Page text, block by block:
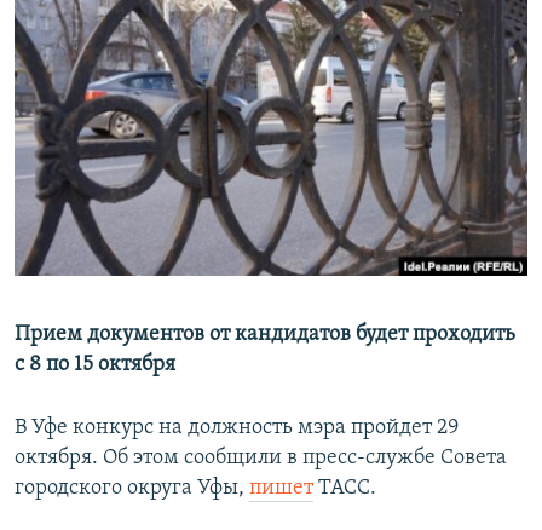
поиску
КАВКАЗ.РЕАЛИИ
СЕВЕР.РЕАЛИИ
СИБИРЬ.РЕАЛИИ
РАСПИСАНИЕ ВЕЩАНИЯ
ПОДПИШИТЕСЬ НА РАССЫЛКУ
СОЦИАЛЬНЫЕ СЕТИ
​​Прием документов от кандидатов будет проходить
с 8 по 15 октября
В Уфе конкурс на должность мэра пройдет 29
октября. Об этом сообщили в пресс-службе Совета
городского округа Уфы, пишетТАСС.